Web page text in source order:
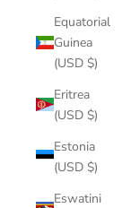
Equatorial
Guinea
(USD $)
Eritrea
(USD $)
Estonia
(USD $)
Eswatini